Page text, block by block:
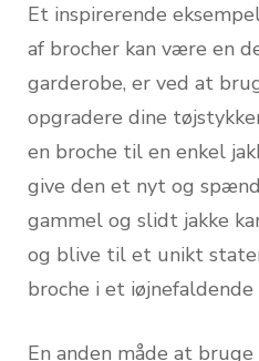
Et inspirerende
af brocher kan være en
garderobe, er ved at
opgradere dine
en broche til en enkel
give den et nyt og
gammel og slidt jakke
og blive til et unikt
broche i et iøjnefaldende
En anden måde at